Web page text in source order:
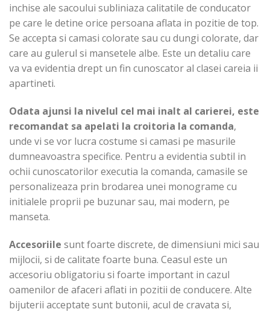
inchise ale sacoului subliniaza calitatile de conducator
pe care le detine orice persoana aflata in pozitie de top.
Se accepta si camasi colorate sau cu dungi colorate, dar
care au gulerul si mansetele albe. Este un detaliu care
va va evidentia drept un fin cunoscator al clasei careia ii
apartineti.
Odata ajunsi la nivelul cel mai inalt al carierei, este
recomandat sa apelati la croitoria la comanda,
unde vi se vor lucra costume si camasi pe masurile
dumneavoastra specifice. Pentru a evidentia subtil in
ochii cunoscatorilor executia la comanda, camasile se
personalizeaza prin brodarea unei monograme cu
initialele proprii pe buzunar sau, mai modern, pe
manseta.
Accesoriile sunt foarte discrete, de dimensiuni mici sau
mijlocii, si de calitate foarte buna. Ceasul este un
accesoriu obligatoriu si foarte important in cazul
oamenilor de afaceri aflati in pozitii de conducere. Alte
bijuterii acceptate sunt butonii, acul de cravata si,